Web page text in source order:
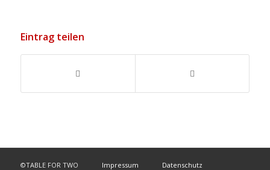
Eintrag teilen
©TABLE FOR TWO Impressum Datenschutz